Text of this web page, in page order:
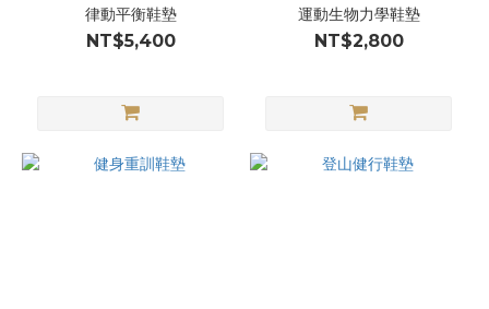
律動平衡鞋墊
NT$5,400
運動生物力學鞋墊
NT$2,800